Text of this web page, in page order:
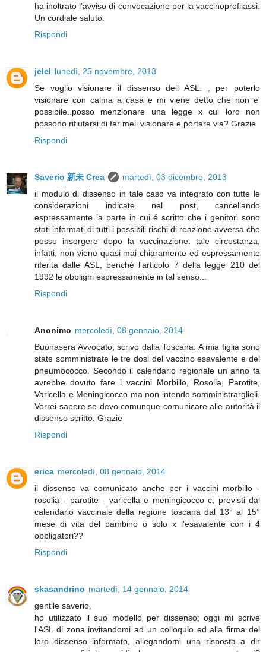
ha inoltrato l'avviso di convocazione per la vaccinoprofilassi.
Un cordiale saluto.
Rispondi
jelel lunedì, 25 novembre, 2013
Se voglio visionare il dissenso dell ASL. , per poterlo
visionare con calma a casa e mi viene detto che non e'
possibile..posso menzionare una legge x cui loro non
possono rifiutarsi di far meli visionare e portare via? Grazie
Rispondi
Saverio 新未 Crea
martedì, 03 dicembre, 2013
il modulo di dissenso in tale caso va integrato con tutte le
considerazioni indicate nel post, cancellando
espressamente la parte in cui é scritto che i genitori sono
stati informati di tutti i possibili rischi di reazione avversa che
posso insorgere dopo la vaccinazione. tale circostanza,
infatti, non viene quasi mai chiaramente ed espressamente
riferita dalle ASL, benché l'articolo 7 della legge 210 del
1992 le obblighi espressamente in tal senso...
Rispondi
Anonimo mercoledì, 08 gennaio, 2014
Buonasera Avvocato, scrivo dalla Toscana. A mia figlia sono
state somministrate le tre dosi del vaccino esavalente e del
pneumococco. Secondo il calendario regionale un anno fa
avrebbe dovuto fare i vaccini Morbillo, Rosolia, Parotite,
Varicella e Meningicocco ma non intendo somministrarglieli.
Vorrei sapere se devo comunque comunicare alle autorità il
dissenso scritto. Grazie
Rispondi
erica mercoledì, 08 gennaio, 2014
il dissenso va comunicato anche per i vaccini morbillo -
rosolia - parotite - varicella e meningicocco c, previsti dal
calendario vaccinale della regione toscana dal 13° al 15°
mese di vita del bambino o solo x l'esavalente con i 4
obbligatori??
Rispondi
skasandrino martedì, 14 gennaio, 2014
gentile saverio,
ho utilizzato il suo modello per dissenso; oggi mi scrive
l'ASL di zona invitandomi ad un colloquio ed alla firma del
loro dissenso informato, allegandomi una risposta a dir